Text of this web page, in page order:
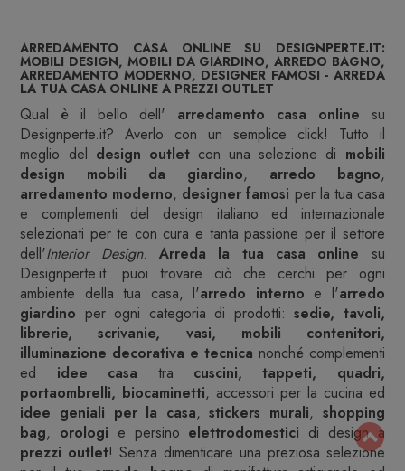
ARREDAMENTO CASA ONLINE SU DESIGNPERTE.IT:
MOBILI DESIGN, MOBILI DA GIARDINO, ARREDO BAGNO,
ARREDAMENTO MODERNO, DESIGNER FAMOSI - ARREDA
LA TUA CASA ONLINE A PREZZI OUTLET
Qual è il bello dell' arredamento casa online su
Designperte.it? Averlo con un semplice click! Tutto il
meglio del design outletcon una selezione di mobili
design
mobili da giardino, arredo bagno,
arredamento moderno, designer famosi per la tua casa
e complementi del design italiano ed internazionale
selezionati per te con cura e tanta passione per il settore
dell'Interior Design.Arreda la tua casa online su
Designperte.it: puoi trovare ciò che cerchi per ogni
ambiente della tua casa, l'arredo interno e l'arredo
giardino per ogni categoria di prodotti:sedie, tavoli,
librerie, scrivanie, vasi, mobili contenitori,
illuminazione decorativa e tecnica nonché complementi
ed idee casa tra cuscini, tappeti, quadri,
portaombrelli, biocaminetti, accessori per la cucina ed
idee geniali per la casa,stickers murali, shopping
bag, orologi e persino elettrodomestici di design a
prezzi outlet! Senza dimenticare una preziosa selezione